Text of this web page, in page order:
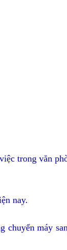
trong văn
nay.
chuyển máy